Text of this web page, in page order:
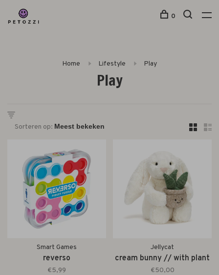
0
Home Lifestyle Play
Play
Sorteren op:
Smart Games
reverso
€5,99
Jellycat
cream bunny // with plant
€50,00